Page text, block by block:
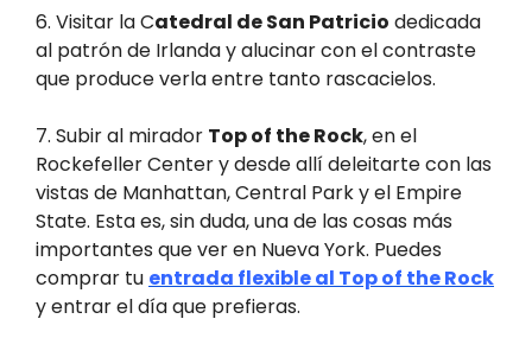
6. Visitar la Catedral de San Patricio dedicada
al patrón de Irlanda y alucinar con el contraste
que produce verla entre tanto rascacielos.
7. Subir al mirador Top of the Rock, en el
Rockefeller Center y desde allí deleitarte con las
vistas de Manhattan, Central Park y el Empire
State. Esta es, sin duda, una de las cosas más
importantes que ver en Nueva York. Puedes
comprar tu entrada flexible al Top of the Rock
y entrar el día que prefieras.